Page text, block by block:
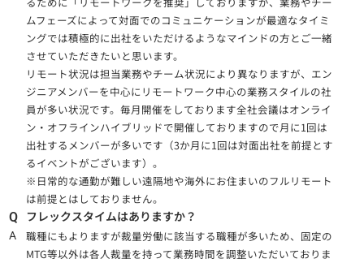
ムフェーズによって対面でのコミュニケーションが最適なタイミ
ングでは積極的に出社をいただけるようなマインドの方とご一緒
させていただきたいと思います。
リモート状況は担当業務やチーム状況により異なりますが、エン
ジニアメンバーを中心にリモートワーク中心の業務スタイルの社
員が多い状況です。毎月開催をしております全社会議はオンライ
ン・オフラインハイブリッドで開催しておりますので月に1回は
出社するメンバーが多いです（3か月に1回は対面出社を前提とす
るイベントがございます）。
※日常的な通勤が難しい遠隔地や海外にお住まいのフルリモート
は前提とはしておりません。
Q
フレックスタイムはありますか？
A
職種にもよりますが裁量労働に該当する職種が多いため、固定の
MTG等以外は各人裁量を持って業務時間を調整いただいておりま